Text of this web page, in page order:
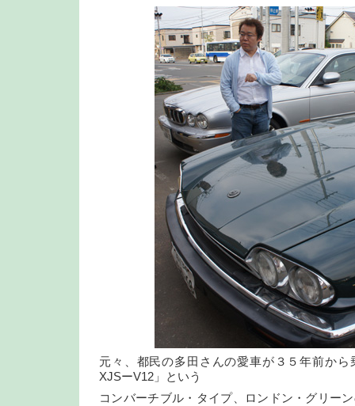
元々、都民の多田さんの愛車が３５年前か
XJSーV12」という
コンバーチブル・タイプ、ロンドン・グリー